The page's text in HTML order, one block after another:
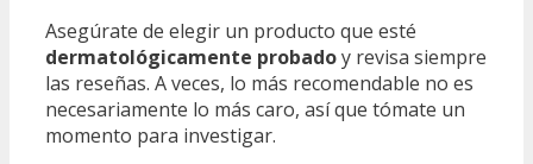
Asegúrate de elegir un producto que esté
dermatológicamente probadoy revisa siempre
las reseñas. A veces, lo más recomendable no es
necesariamente lo más caro, así que tómate un
momento para investigar.